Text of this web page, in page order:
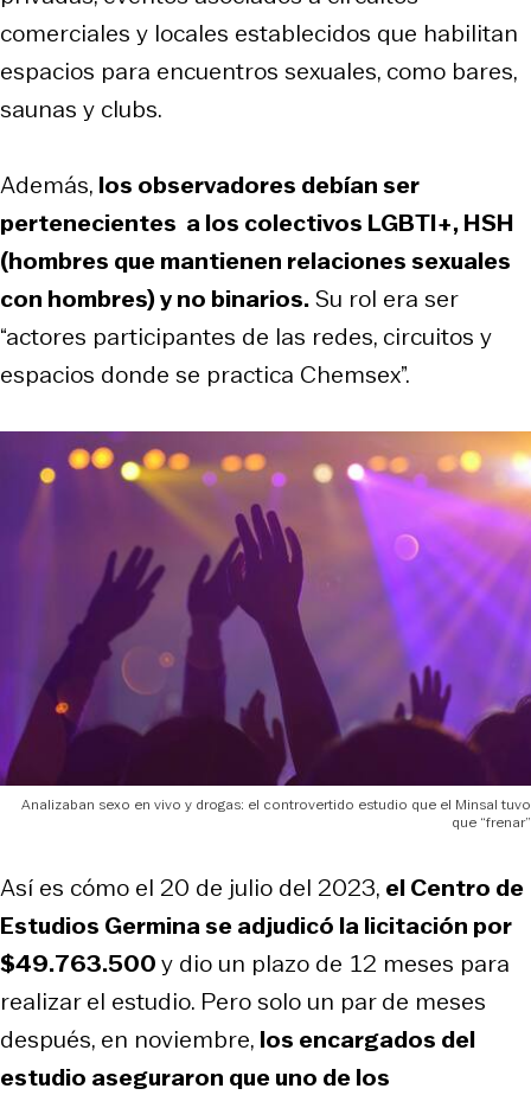
comerciales y locales establecidos que habilitan
espacios para encuentros sexuales, como bares,
saunas y clubs.
Además, los observadores debían ser
pertenecientes a los colectivos LGBTI+, HSH
(hombres que mantienen relaciones sexuales
con hombres) y no binarios.Su rol era ser
“actores participantes de las redes, circuitos y
espacios donde se practica Chemsex”.
Analizaban sexo en vivo y drogas: el controvertido estudio que el Minsal tuvo
que “frenar”
Así es cómo el 20 de julio del 2023, el Centro de
Estudios Germina se adjudicó la licitación por
$49.763.500y dio un plazo de 12 meses para
realizar el estudio. Pero solo un par de meses
después, en noviembre, los encargados del
estudio aseguraron que uno de los